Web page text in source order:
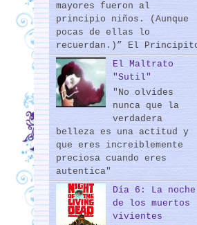
mayores fueron al
principio niños. (Aunque
pocas de ellas lo
recuerdan.)” El
El Maltrato
"Sutil"
"No olvides
nunca que la
verdadera
belleza es una actitud y
que eres increiblemente
preciosa cuando eres
autentica"
Día 6: La noche
de los muertos
vivientes